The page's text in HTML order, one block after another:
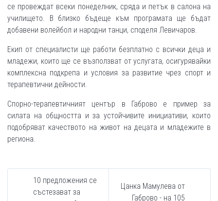
се провеждат всеки понеделник, сряда и петък в салона на
училището. В близко бъдеще към програмата ще бъдат
добавени волейбол и народни танци, споделя Левичаров.
Екип от специалисти ще работи безплатно с всички деца и
младежи, които ще се възползват от услугата, осигурявайки
комплексна подкрепа и условия за развитие чрез спорт и
терапевтични дейности.
Спорно-терапевтичният център в Габрово е пример за
силата на общността и за устойчивите инициативи, които
подобряват качеството на живот на децата и младежите в
региона.
10 предложения се
състезават за
Цанка Мамулева от
Габрово - на 105